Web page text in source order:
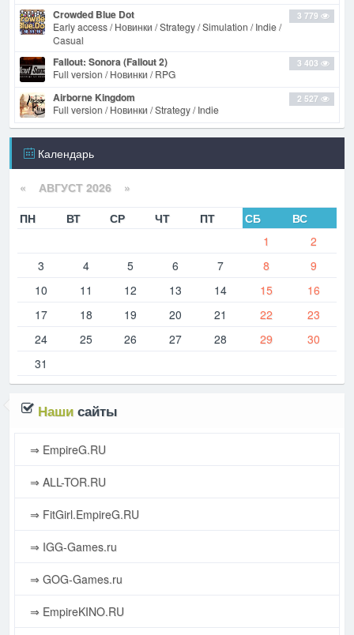
3 779
Crowded Blue Dot
Early access / Новинки / Strategy / Simulation / Indie /
Casual
3 403
Fallout: Sonora (Fallout 2)
Full version / Новинки / RPG
2 527
Airborne Kingdom
Full version / Новинки / Strategy / Indie
Календарь
« АВГУСТ 2026 »
ПН
ВТ СР ЧТ ПТ СБ
ВС
1
2
3
4 5 6 7 8
9
10
11 12 13 14 15
16
17
18 19 20 21 22
23
24
25 26 27 28 29
30
31
Наши сайты
⇒ EmpireG.RU
⇒ ALL-TOR.RU
⇒ FitGirl.EmpireG.RU
⇒ IGG-Games.ru
⇒ GOG-Games.ru
⇒ EmpireKINO.RU